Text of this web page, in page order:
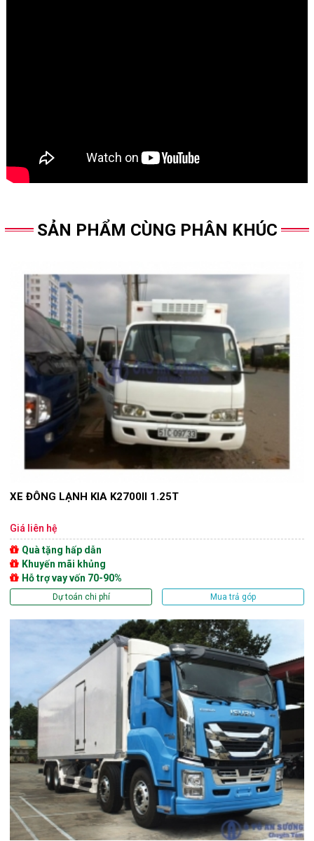
SẢN PHẨM CÙNG PHÂN KHÚC
XE ĐÔNG LẠNH KIA K2700II 1.25T
Giá liên hệ
Quà tặng hấp dẫn
Khuyến mãi khủng
Hỗ trợ vay vốn 70-90%
Dự toán chi phí Mua trả góp